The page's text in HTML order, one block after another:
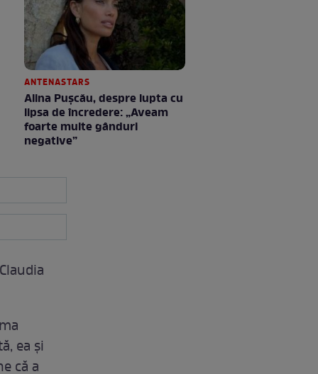
ANTENASTARS
Alina Pușcău, despre lupta cu
lipsa de încredere: „Aveam
foarte multe gânduri
negative”
ea și
că a